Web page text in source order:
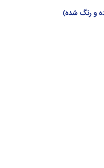
و رنگ شده)